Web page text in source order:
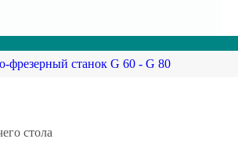
фрезерный станок G 60 - G 80
стола